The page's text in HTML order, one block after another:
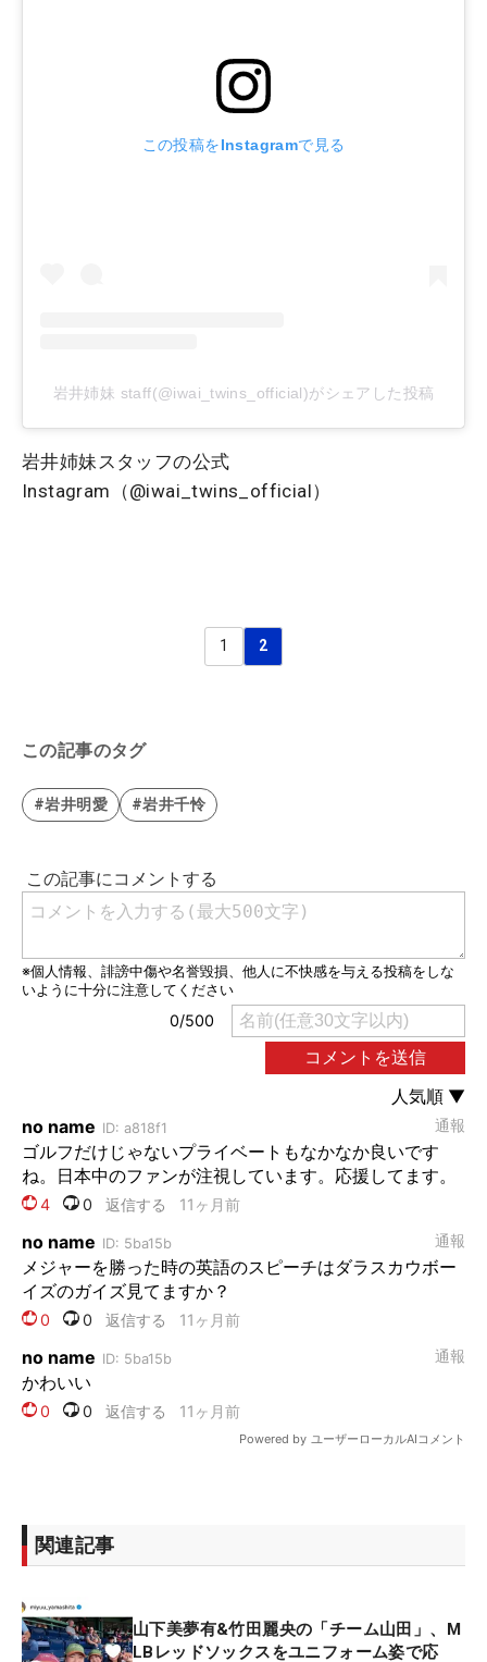
この投稿をInstagramで見る
岩井姉妹 staff(@iwai_twins_official)がシェアした投稿
岩井姉妹スタッフの公式
Instagram（@iwai_twins_official）
1 2
この記事のタグ
#岩井明愛 #岩井千怜
関連記事
山下美夢有&竹田麗央の「チーム山田」、M
LBレッドソックスをユニフォーム姿で応